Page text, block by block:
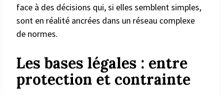
face à des décisions qui, si elles semblent simples,
sont en réalité ancrées dans un réseau complexe
de normes.
Les bases légales : entre
protection et contrainte